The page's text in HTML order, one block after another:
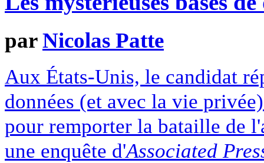
parNicolas Patte
Aux États-Unis, le candidat
données (et avec la vie
pour remporter la bataille de
une enquête d'Associated